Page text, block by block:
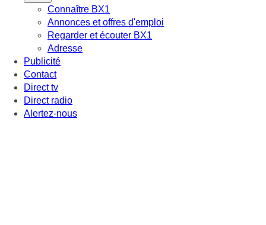
Connaître BX1
Annonces et offres d'emploi
Regarder et écouter BX1
Adresse
Publicité
Contact
Direct tv
Direct radio
Alertez-nous